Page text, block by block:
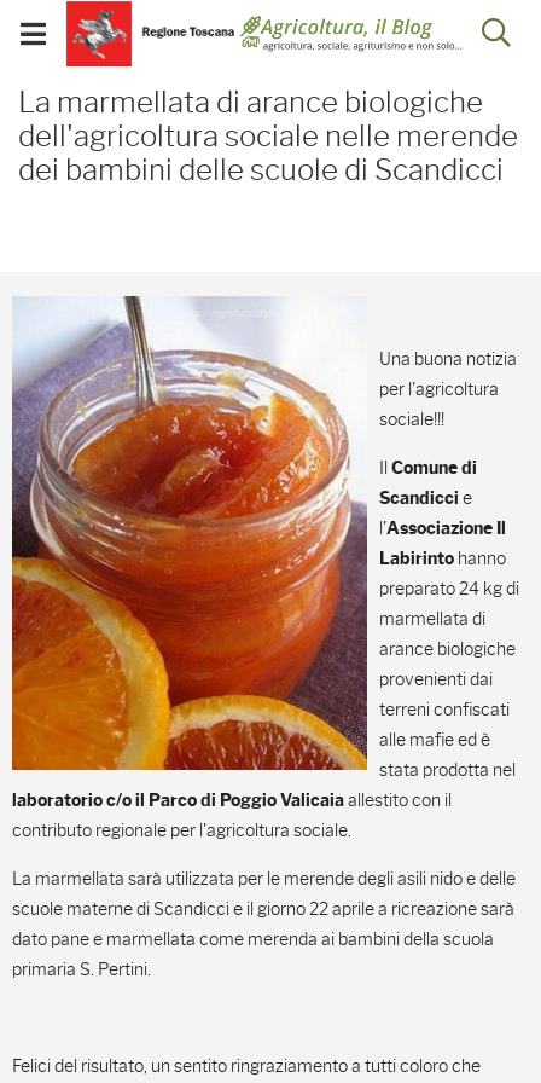
Skip to Main Content
Visualizza/chiudi
menu
mobile
La marmellata di
La marmellata di arance biologiche
dell'agricoltura sociale nelle merende
dei bambini delle scuole di Scandicci
Una buona notizia
per l'agricoltura
sociale!!!
Il Comune di
Scandicci e
l'Associazione Il
Labirinto hanno
preparato 24 kg di
marmellata di
arance biologiche
provenienti dai
terreni confiscati
alle mafie ed è
stata prodotta nel
laboratorio c/o il Parco di Poggio Valicaiaallestito con il
contributo regionale per l'agricoltura sociale.
La marmellata sarà utilizzata per le merende degli asili nido e delle
scuole materne di Scandicci e il giorno 22 aprile a ricreazione sarà
dato pane e marmellata come merenda ai bambini della scuola
primaria S. Pertini.
Felici del risultato, un sentito ringraziamento a tutti coloro che